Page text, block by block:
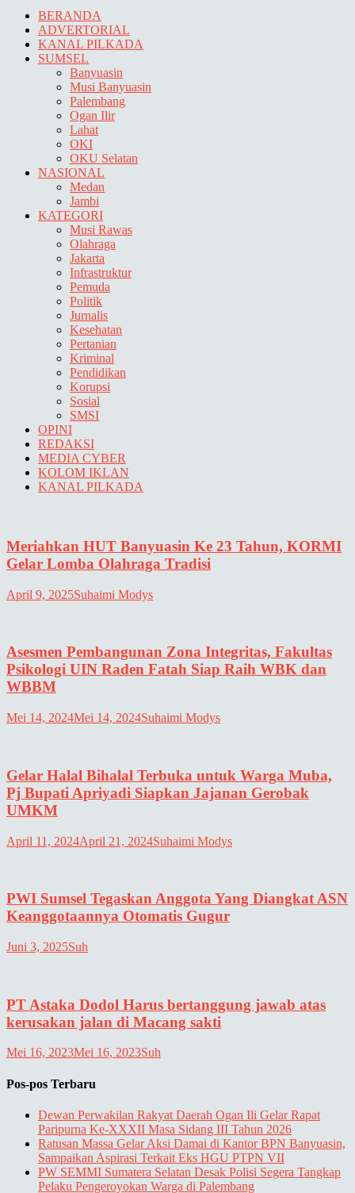
YouTube
BERANDA
ADVERTORIAL
KANAL PILKADA
SUMSEL
Banyuasin
Musi Banyuasin
Palembang
Ogan Ilir
Lahat
OKI
OKU Selatan
NASIONAL
Medan
Jambi
KATEGORI
Musi Rawas
Olahraga
Jakarta
Infrastruktur
Pemuda
Politik
Jurnalis
Kesehatan
Pertanian
Kriminal
Pendidikan
Korupsi
Sosial
SMSI
OPINI
REDAKSI
MEDIA CYBER
KOLOM IKLAN
KANAL PILKADA
Meriahkan HUT Banyuasin Ke 23 Tahun, KORMI
Gelar Lomba Olahraga Tradisi
April 9, 2025Suhaimi Modys
Asesmen Pembangunan Zona Integritas, Fakultas
Psikologi UIN Raden Fatah Siap Raih WBK dan
WBBM
Mei 14, 2024Mei 14, 2024Suhaimi Modys
Gelar Halal Bihalal Terbuka untuk Warga Muba,
Pj Bupati Apriyadi Siapkan Jajanan Gerobak
UMKM
April 11, 2024April 21, 2024Suhaimi Modys
PWI Sumsel Tegaskan Anggota Yang Diangkat ASN
Keanggotaannya Otomatis Gugur
Juni 3, 2025Suh
PT Astaka Dodol Harus bertanggung jawab atas
kerusakan jalan di Macang sakti
Mei 16, 2023Mei 16, 2023Suh
Pos-pos Terbaru
Dewan Perwakilan Rakyat Daerah Ogan Ili Gelar Rapat
Paripurna Ke-XXXII Masa Sidang III Tahun 2026
Ratusan Massa Gelar Aksi Damai di Kantor BPN Banyuasin,
Sampaikan Aspirasi Terkait Eks HGU PTPN VII
PW SEMMI Sumatera Selatan Desak Polisi Segera Tangkap
Pelaku Pengeroyokan Warga di Palembang